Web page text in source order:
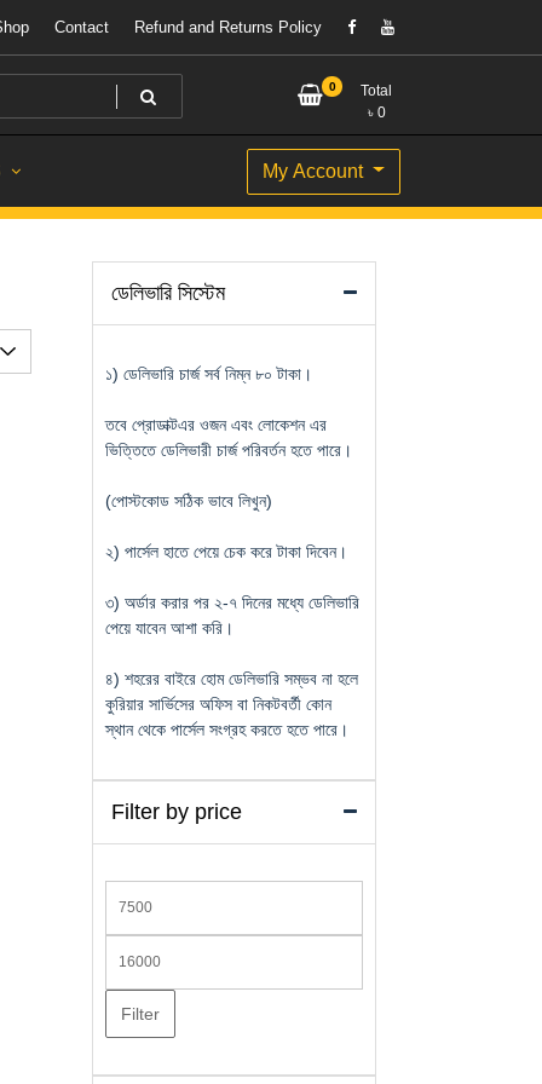
Contact Refund and Returns Policy
0
Total
৳ 0
My Account
ডেলিভারি সিস্টেম
১) ডেলিভারি চার্জ সর্ব নিম্ন ৮০ টাকা।
তবে প্রোডাক্টএর ওজন এবং লোকেশন এর
ভিত্তিতে ডেলিভারী চার্জ পরিবর্তন হতে পারে।
(পোস্টকোড সঠিক ভাবে লিখুন)
২) পার্সেল হাতে পেয়ে চেক করে টাকা দিবেন।
৩) অর্ডার করার পর ২-৭ দিনের মধ্যে ডেলিভারি
পেয়ে যাবেন আশা করি।
৪) শহরের বাইরে হোম ডেলিভারি সম্ভব না হলে
কুরিয়ার সার্ভিসের অফিস বা নিকটবর্তী কোন
স্থান থেকে পার্সেল সংগ্রহ করতে হতে পারে।
Filter by price
price
price
Filter